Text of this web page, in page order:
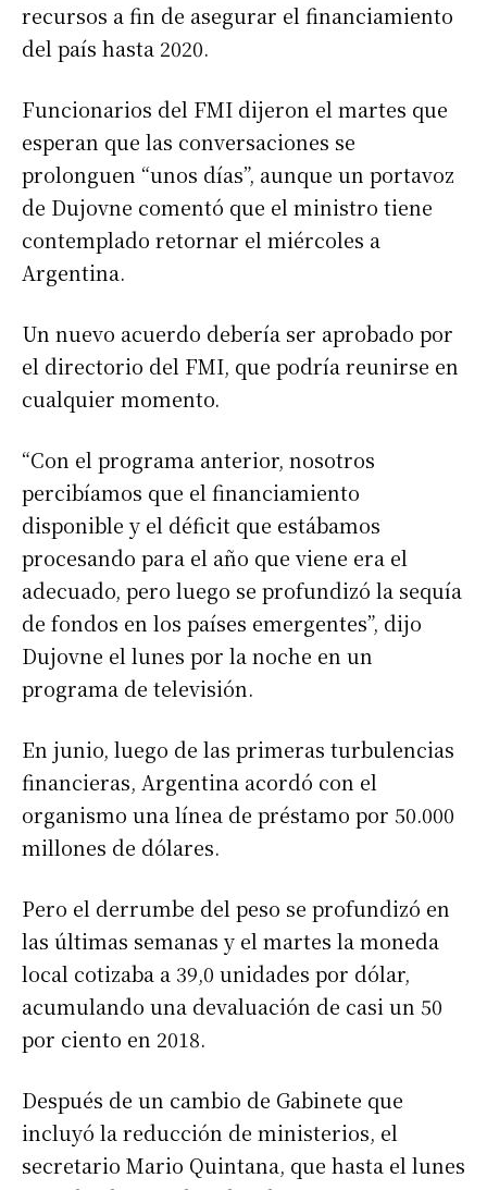
recursos a fin de asegurar el financiamiento
del país hasta 2020.
Funcionarios del FMI dijeron el martes que
esperan que las conversaciones se
prolonguen “unos días”, aunque un portavoz
de Dujovne comentó que el ministro tiene
contemplado retornar el miércoles a
Argentina.
Un nuevo acuerdo debería ser aprobado por
el directorio del FMI, que podría reunirse en
cualquier momento.
“Con el programa anterior, nosotros
percibíamos que el financiamiento
disponible y el déficit que estábamos
procesando para el año que viene era el
adecuado, pero luego se profundizó la sequía
de fondos en los países emergentes”, dijo
Dujovne el lunes por la noche en un
programa de televisión.
En junio, luego de las primeras turbulencias
financieras, Argentina acordó con el
organismo una línea de préstamo por 50.000
millones de dólares.
Pero el derrumbe del peso se profundizó en
las últimas semanas y el martes la moneda
local cotizaba a 39,0 unidades por dólar,
acumulando una devaluación de casi un 50
por ciento en 2018.
Después de un cambio de Gabinete que
incluyó la reducción de ministerios, el
secretario Mario Quintana, que hasta el lunes